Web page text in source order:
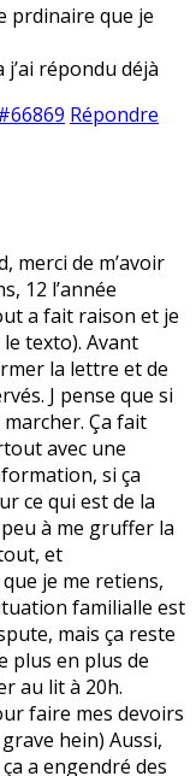
prdinaire que je
répondu déjà
Répondre
merci de m’avoir
12 l’année
a fait raison et je
texto). Avant
la lettre et de
J pense que si
Ça fait
avec une
si ça
ce qui est de la
à me gruffer la
et
je me retiens,
familialle est
mais ça reste
plus en plus de
au lit à 20h.
faire mes devoirs
hein) Aussi,
a engendré des